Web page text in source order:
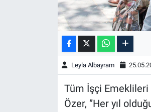
Leyla Albayram
Tüm İşçi Emeklileri
Özer, ‘’Her yıl